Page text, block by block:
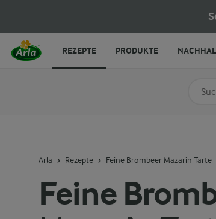
Feine
Arla Rezepte Feine Brombeer Mazarin Tarte
REZEPTE PRODUKTE